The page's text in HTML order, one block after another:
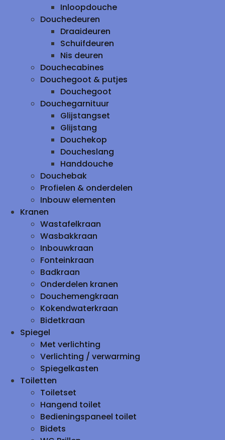
Inloopdouche
Douchedeuren
Draaideuren
Schuifdeuren
Nis deuren
Douchecabines
Douchegoot & putjes
Douchegoot
Douchegarnituur
Glijstangset
Glijstang
Douchekop
Doucheslang
Handdouche
Douchebak
Profielen & onderdelen
Inbouw elementen
Kranen
Wastafelkraan
Wasbakkraan
Inbouwkraan
Fonteinkraan
Badkraan
Onderdelen kranen
Douchemengkraan
Kokendwaterkraan
Bidetkraan
Spiegel
Met verlichting
Verlichting / verwarming
Spiegelkasten
Toiletten
Toiletset
Hangend toilet
Bedieningspaneel toilet
Bidets